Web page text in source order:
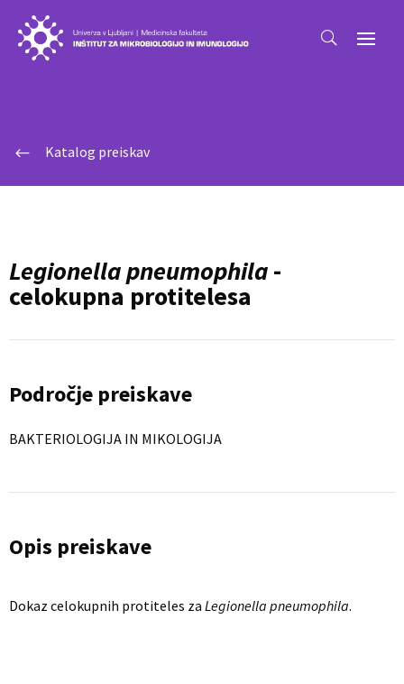
# Katalog preiskav
Legionella pneumophila-
celokupna protitelesa
Področje preiskave
BAKTERIOLOGIJA IN MIKOLOGIJA
Opis preiskave
Dokaz celokupnih protiteles za Legionella pneumophila.